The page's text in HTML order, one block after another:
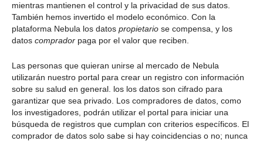
mientras mantienen el control y la privacidad de sus datos.
También hemos invertido el modelo económico. Con la
plataforma Nebula los datos propietario se compensa, y los
datos comprador paga por el valor que reciben.
Las personas que quieran unirse al mercado de Nebula
utilizarán nuestro portal para crear un registro con información
sobre su salud en general. los los datos son cifrado para
garantizar que sea privado. Los compradores de datos, como
los investigadores, podrán utilizar el portal para iniciar una
búsqueda de registros que cumplan con criterios específicos. El
comprador de datos solo sabe si hay coincidencias o no; nunca